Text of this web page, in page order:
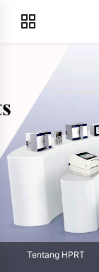
Tentang HPRT